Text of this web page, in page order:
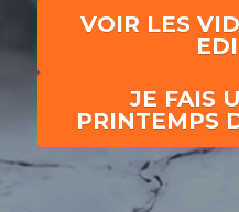
1ère édition 2013
VOIR LES
JE FAIS
PRINTEMPS